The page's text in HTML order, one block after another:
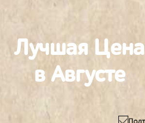
Лучшая Цена
в Августе